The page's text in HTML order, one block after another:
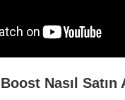
Nasıl Satın